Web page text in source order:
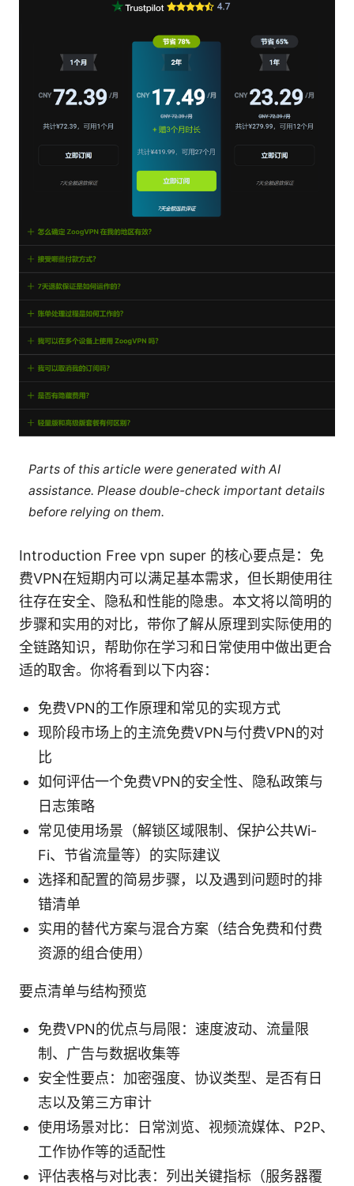
Parts of this article were generated with AI
assistance. Please double-check important details
before relying on them.
Introduction Free vpn super 的核心要点是：免
费VPN在短期内可以满足基本需求，但长期使用往
往存在安全、隐私和性能的隐患。本文将以简明的
步骤和实用的对比，带你了解从原理到实际使用的
全链路知识，帮助你在学习和日常使用中做出更合
适的取舍。你将看到以下内容：
免费VPN的工作原理和常见的实现方式
现阶段市场上的主流免费VPN与付费VPN的对
比
如何评估一个免费VPN的安全性、隐私政策与
日志策略
常见使用场景（解锁区域限制、保护公共Wi-
Fi、节省流量等）的实际建议
选择和配置的简易步骤，以及遇到问题时的排
错清单
实用的替代方案与混合方案（结合免费和付费
资源的组合使用）
要点清单与结构预览
免费VPN的优点与局限：速度波动、流量限
制、广告与数据收集等
安全性要点：加密强度、协议类型、是否有日
志以及第三方审计
使用场景对比：日常浏览、视频流媒体、P2P、
工作协作等的适配性
评估表格与对比表：列出关键指标（服务器覆